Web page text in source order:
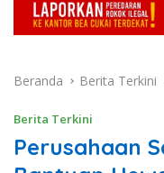
Beranda Berita Terkini
Berita Terkini
Perusahaan